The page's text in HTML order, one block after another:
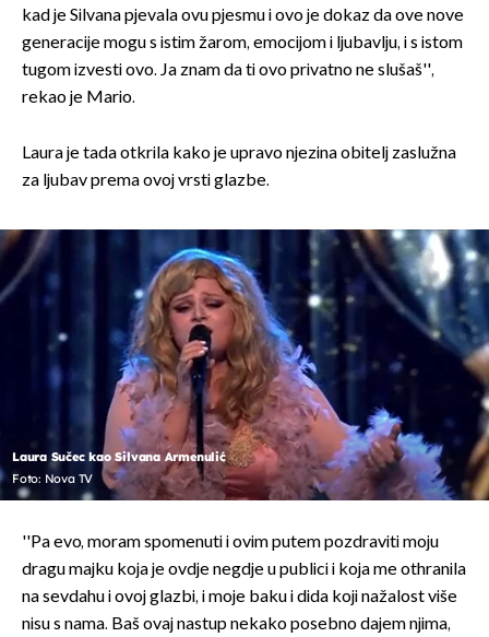
kad je Silvana pjevala ovu pjesmu i ovo je dokaz da ove nove
generacije mogu s istim žarom, emocijom i ljubavlju, i s istom
tugom izvesti ovo. Ja znam da ti ovo privatno ne slušaš'',
rekao je Mario.
Laura je tada otkrila kako je upravo njezina obitelj zaslužna
za ljubav prema ovoj vrsti glazbe.
Laura Sučec kao Silvana Armenulić
Foto: Nova TV
''Pa evo, moram spomenuti i ovim putem pozdraviti moju
dragu majku koja je ovdje negdje u publici i koja me othranila
na sevdahu i ovoj glazbi, i moje baku i dida koji nažalost više
nisu s nama. Baš ovaj nastup nekako posebno dajem njima,